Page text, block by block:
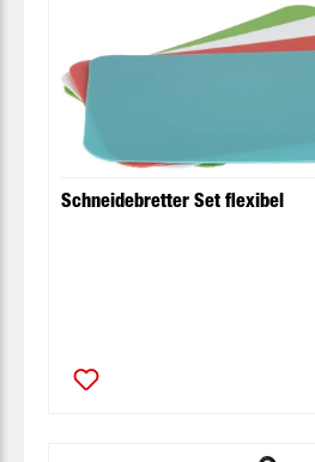
Schneidebretter Set flexibel